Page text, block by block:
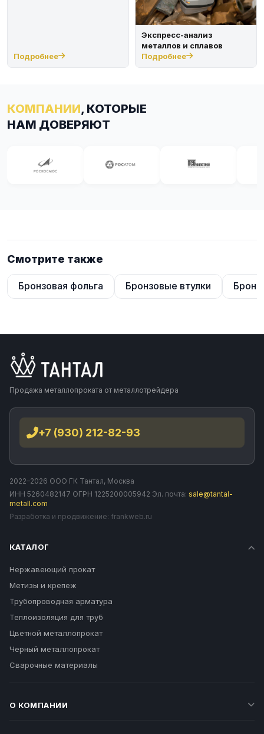
Подробнее
Экспресс-анализ
металлов и сплавов
Подробнее
КОМПАНИИ, КОТОРЫЕ
НАМ ДОВЕРЯЮТ
Смотрите также
Бронзовая фольга Бронзовые втулки
Продажа металлопроката от металлотрейдера
+7 (930) 212-82-93
2022–2026 ООО ГК Тантал, Москва
ИНН 5260482147 ОГРН 1225200005942 Эл. почта: sale@tantal-
metall.com
Разработка и продвижение: frankweb.ru
КАТАЛОГ
Нержавеющий прокат
Метизы и крепеж
Трубопроводная арматура
Теплоизоляция для труб
Цветной металлопрокат
Черный металлопрокат
Сварочные материалы
О КОМПАНИИ